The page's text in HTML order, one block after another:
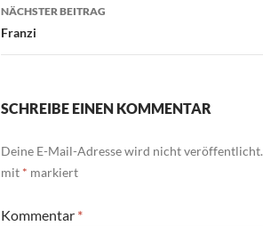
NÄCHSTER BEITRAG
Franzi
SCHREIBE EINEN KOMMENTAR
Deine E-Mail-Adresse wird nicht veröffentlicht.
mit * markiert
Kommentar *